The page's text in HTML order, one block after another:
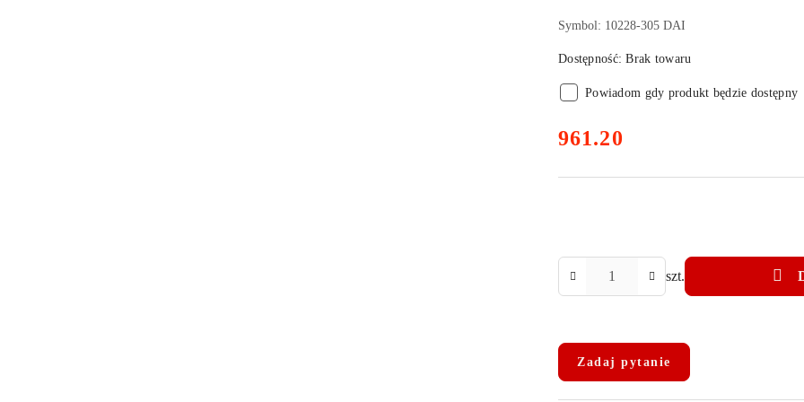
Symbol: 10228-305 DAI
Dostępność:Brak towaru
Powiadom gdy produkt będzie dostępny
cena:
961.20
szt.
Dostępność
i
Zadaj pytanie